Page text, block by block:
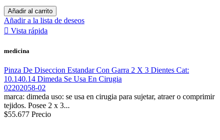
Añadir al carrito
Añadir a la lista de deseos
 Vista rápida
medicina
Pinza De Diseccion Estandar Con Garra 2 X 3 Dientes Cat:
10.140.14 Dimeda Se Usa En Cirugia
02202058-02
marca: dimeda uso: se usa en cirugia para sujetar, atraer o comprimir
tejidos. Posee 2 x 3...
$55.677 Precio